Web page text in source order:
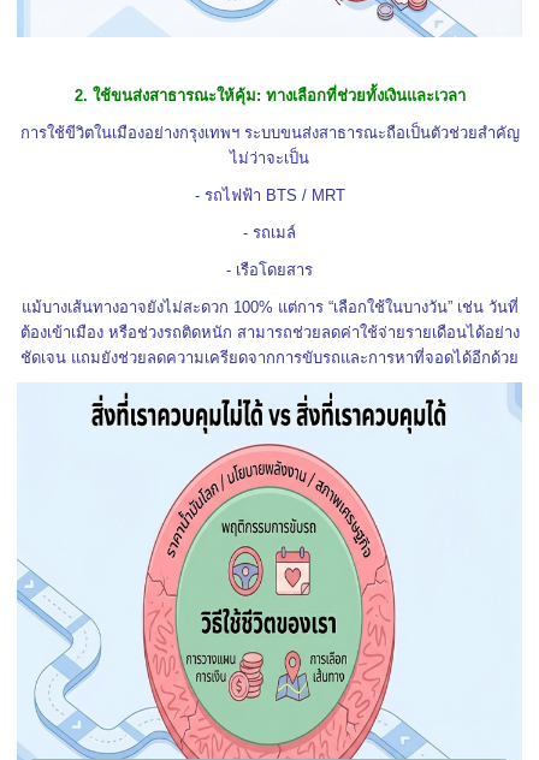
2. ใช้ขนส่งสาธารณะให้คุ้ม: ทางเลือกที่ช่วยทั้งเงินและเวลา
การใช้ขีวิตในเมืองอย่างกรุงเทพฯ ระบบขนส่งสาธารณะถือเป็นตัวช่วยสำคัญ
ไม่ว่าจะเป็น
- รถไฟฟ้า BTS / MRT
- รถเมล์
- เรือโดยสาร
แม้บางเส้นทางอาจยังไม่สะดวก 100% แต่การ “เลือกใช้ในบางวัน” เช่น วันที่
ต้องเข้าเมือง หรือช่วงรถติดหนัก สามารถช่วยลดค่าใช้จ่ายรายเดือนได้อย่าง
ชัดเจน แถมยังช่วยลดความเครียดจากการขับรถและการหาที่จอดได้อีกด้วย